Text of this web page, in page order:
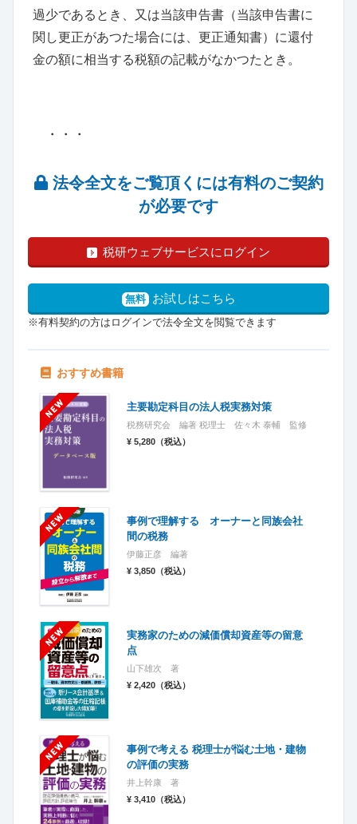
過少であるとき、又は当該申告書 （当該申告書に
関し更正があつた場合には、更正通知書） に還付
金の額に相当する税額の記載がなかつたとき。
・・・
法令全文をご覧頂くには有料のご契約
が必要です
税研ウェブサービスにログイン
無料 お試しはこちら
※有料契約の方はログインで法令全文を閲覧できます
おすすめ書籍
主要勘定科目の法人税実務対策
税務研究会 編著 税理士 佐々木 泰輔 監修
¥ 5,280（税込）
事例で理解する オーナーと同族会社
間の税務
伊藤正彦 編著
¥ 3,850（税込）
実務家のための減価償却資産等の留意
点
山下雄次 著
¥ 2,420（税込）
事例で考える 税理士が悩む土地・建物
の評価の実務
井上幹康 著
¥ 3,410（税込）